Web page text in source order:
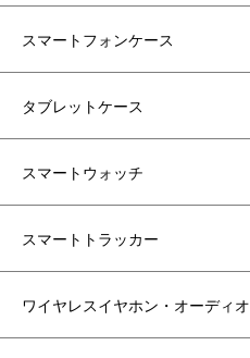
スマートフォンケース
タブレットケース
スマートウォッチ
スマートトラッカー
ワイヤレスイヤホン・オーディオ